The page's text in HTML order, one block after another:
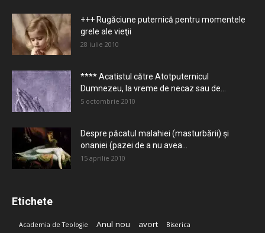
+++ Rugăciune puternică pentru momentele
grele ale vieţii
28 iulie 2010
**** Acatistul către Atotputernicul
Dumnezeu, la vreme de necaz sau de...
5 octombrie 2010
Despre păcatul malahiei (masturbării) şi
onaniei (pazei de a nu avea...
15 aprilie 2010
Etichete
Academia de Teologie Anul nou avort Biserica